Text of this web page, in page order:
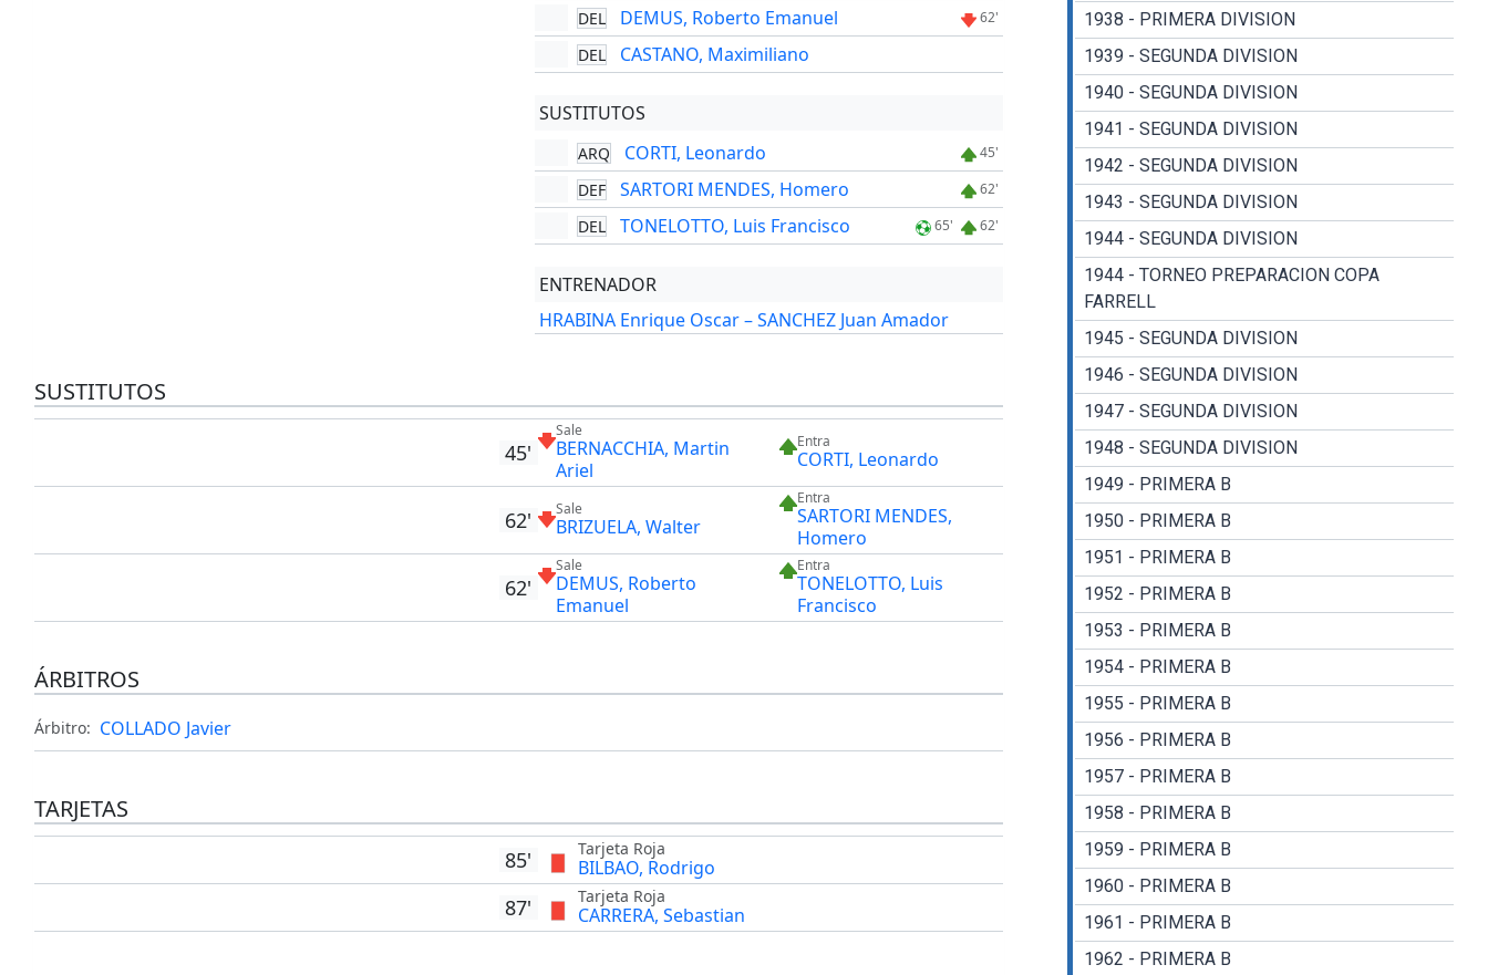
DEL DEMUS, Roberto Emanuel 62'
DEL CASTANO, Maximiliano
SUSTITUTOS
ARQ CORTI, Leonardo 45'
DEF SARTORI MENDES, Homero 62'
DEL TONELOTTO, Luis Francisco 65' 62'
ENTRENADOR
HRABINA Enrique Oscar – SANCHEZ Juan Amador
SUSTITUTOS
45'
Sale
BERNACCHIA, Martin
Ariel
Entra
CORTI, Leonardo
62' Sale
BRIZUELA, Walter
Entra
SARTORI MENDES,
Homero
62'
Sale
DEMUS, Roberto
Emanuel
Entra
TONELOTTO, Luis
Francisco
ÁRBITROS
Árbitro: COLLADO Javier
TARJETAS
85' Tarjeta Roja
BILBAO, Rodrigo
87' Tarjeta Roja
CARRERA, Sebastian
1938 - PRIMERA DIVISION
1939 - SEGUNDA DIVISION
1940 - SEGUNDA DIVISION
1941 - SEGUNDA DIVISION
1942 - SEGUNDA DIVISION
1943 - SEGUNDA DIVISION
1944 - SEGUNDA DIVISION
1944 - TORNEO PREPARACION COPA
FARRELL
1945 - SEGUNDA DIVISION
1946 - SEGUNDA DIVISION
1947 - SEGUNDA DIVISION
1948 - SEGUNDA DIVISION
1949 - PRIMERA B
1950 - PRIMERA B
1951 - PRIMERA B
1952 - PRIMERA B
1953 - PRIMERA B
1954 - PRIMERA B
1955 - PRIMERA B
1956 - PRIMERA B
1957 - PRIMERA B
1958 - PRIMERA B
1959 - PRIMERA B
1960 - PRIMERA B
1961 - PRIMERA B
1962 - PRIMERA B